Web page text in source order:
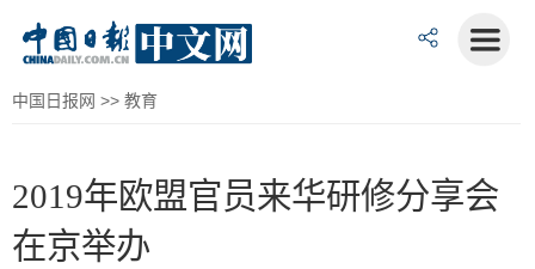
中国日报网 >> 教育
2019年欧盟官员来华研修分享会
在京举办